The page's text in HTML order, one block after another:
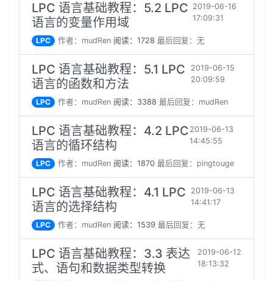
LPC 语言基础教程：5.2 LPC
语言的变量作用域
2019-06-16
17:09:31
LPC 作者：mudRen 阅读：1728最后回复：无
LPC 语言基础教程：5.1 LPC
语言的函数和方法
2019-06-15
20:09:59
LPC 作者：mudRen 阅读：3388最后回复：mudRen
LPC 语言基础教程：4.2 LPC
语言的循环结构
2019-06-13
14:45:55
LPC 作者：mudRen 阅读：1870最后回复：pingtouge
LPC 语言基础教程：4.1 LPC
语言的选择结构
2019-06-13
14:41:17
LPC 作者：mudRen 阅读：1539最后回复：无
LPC 语言基础教程：3.3 表达
式、语句和数据类型转换
2019-06-12
18:13:32